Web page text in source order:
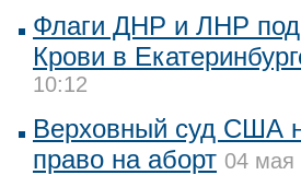
Флаги ДНР и ЛНР
Крови в
10:12
Верховный суд США
право на аборт 04 мая